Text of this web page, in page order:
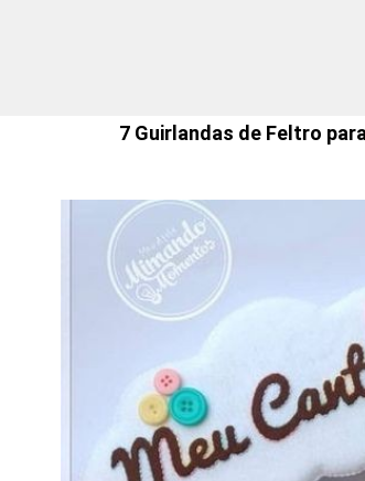
7 Guirlandas de Feltro